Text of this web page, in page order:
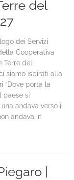
del
dei Servizi
Cooperativa
Terre del
siamo ispirati alla
“Dove porta la
paese si
andava verso il
andava in
|